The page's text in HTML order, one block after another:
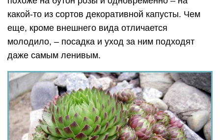
какой-то из сортов декоративной капусты. Чем
еще, кроме внешнего вида отличается
молодило, – посадка и уход за ним подходят
даже самым ленивым.